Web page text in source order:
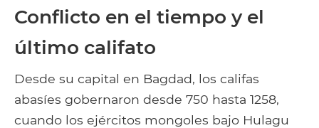
Conflicto en el tiempo y el
último califato
Desde su capital en Bagdad, los califas
abasíes gobernaron desde 750 hasta 1258,
cuando los ejércitos mongoles bajo Hulagu